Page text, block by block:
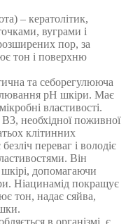
– кератолітик,
вуграми і
пор, за
тон і поверхню
та себорегулююча
рН шкіри. Має
властивості.
необхідної поживної
клітинних
переваг і володіє
Він
допомагаючи
Ніацинамід покращує
тон, надає сяйва,
в організмі, є